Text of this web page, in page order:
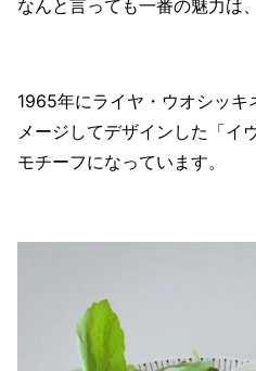
なんと言っても一番の魅力は
1965年にライヤ・ウオシッキ
メージしてデザインした「イ
モチーフになっています。